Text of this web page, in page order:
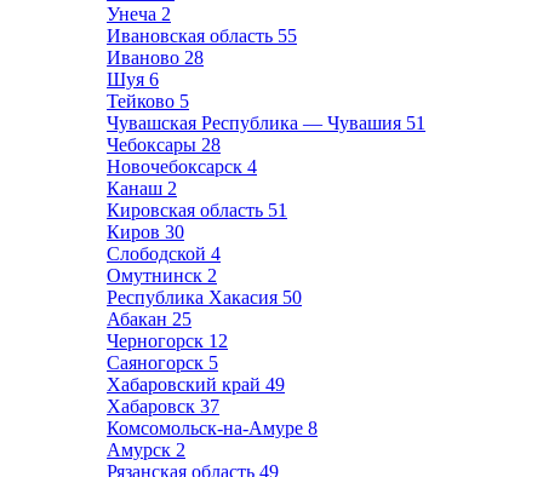
Унеча 2
Ивановская область 55
Иваново 28
Шуя 6
Тейково 5
Чувашская Республика — Чувашия 51
Чебоксары 28
Новочебоксарск 4
Канаш 2
Кировская область 51
Киров 30
Слободской 4
Омутнинск 2
Республика Хакасия 50
Абакан 25
Черногорск 12
Саяногорск 5
Хабаровский край 49
Хабаровск 37
Комсомольск-на-Амуре 8
Амурск 2
Рязанская область 49